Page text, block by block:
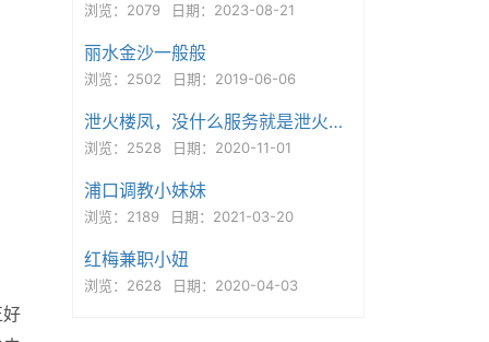
浏览：2079 日期：2023-08-21
丽水金沙一般般
浏览：2502 日期：2019-06-06
泄火楼凤，没什么服务就是泄火用的
浏览：2528 日期：2020-11-01
浦口调教小妹妹
浏览：2189 日期：2021-03-20
红梅兼职小妞
浏览：2628 日期：2020-04-03